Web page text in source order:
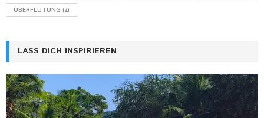
ÜBERFLUTUNG (2)
LASS DICH INSPIRIEREN